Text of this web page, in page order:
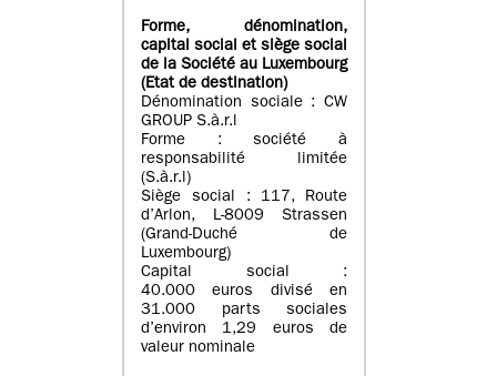
Forme, dénomination,
capital social et siège social
de la Société au Luxembourg
(Etat de destination)
Dénomination sociale : CW
GROUP S.à.r.l
Forme : société à
responsabilité limitée
(S.à.r.l)
Siège social : 117, Route
d’Arlon, L-8009 Strassen
(Grand-Duché de
Luxembourg)
Capital social :
40.000 euros divisé en
31.000 parts sociales
d’environ 1,29 euros de
valeur nominale